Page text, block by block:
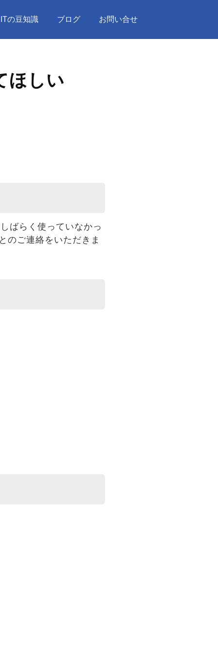
ITの豆知識 ブログ お問い合せ
ほしい
ばらく使っていなかっ
のご連絡をいただきま